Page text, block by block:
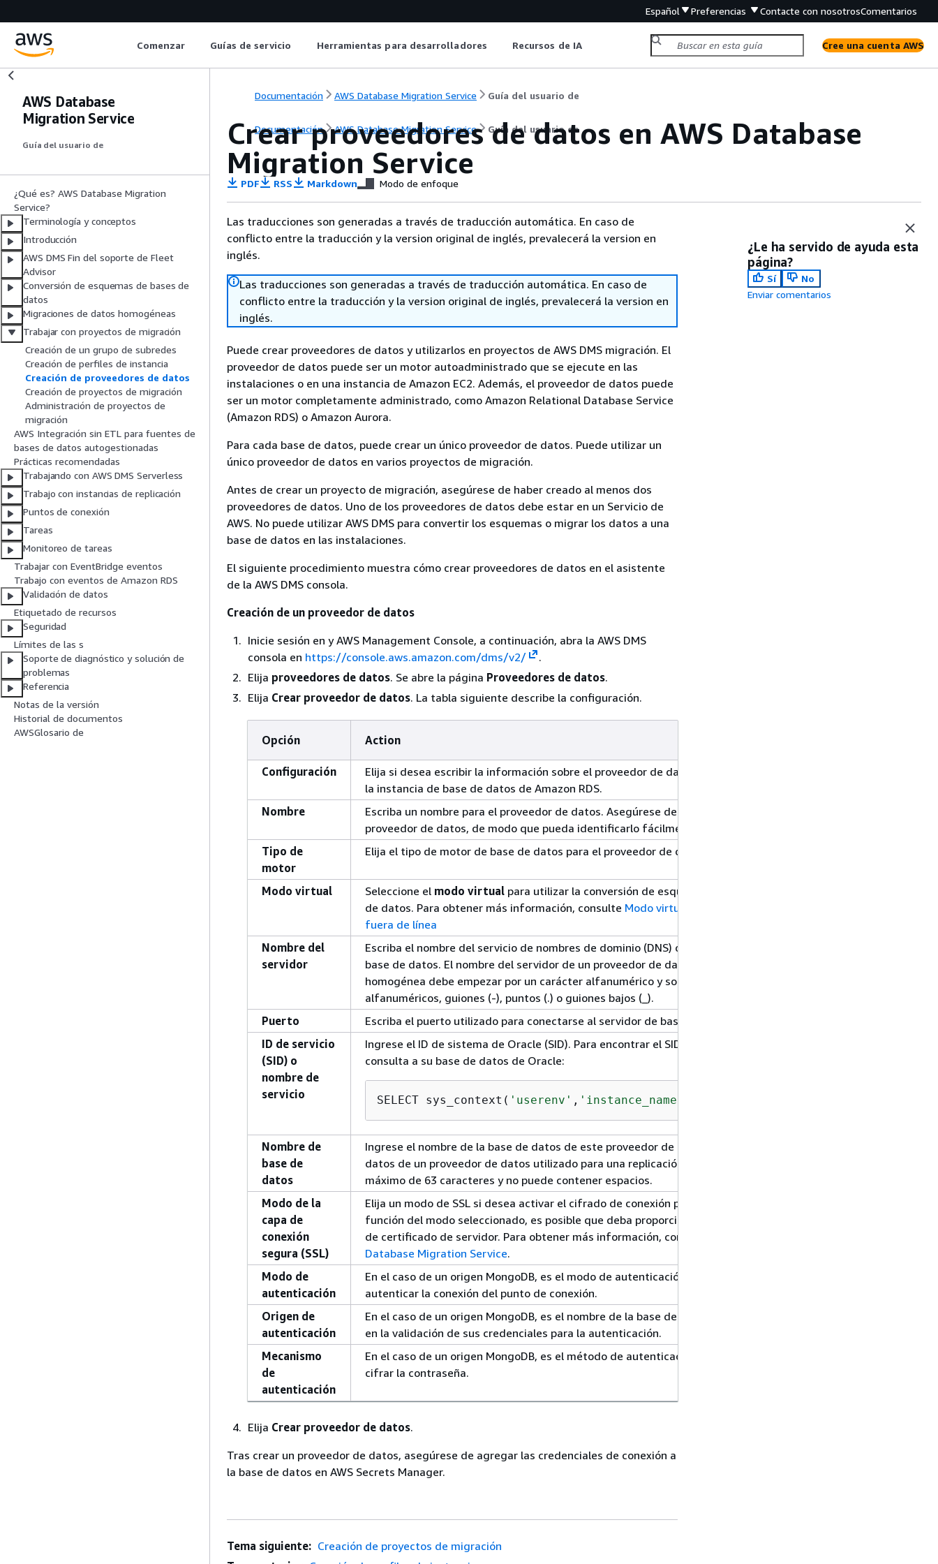
Español Preferencias Contacte con nosotrosComentarios
Comenzar Guías de servicio Herramientas para desarrolladores Recursos de IA Cree una cuenta AWS
AWS Database
Migration Service
Guía del usuario de
¿Qué es? AWS Database Migration
Service?
Terminología y conceptos
Introducción
AWS DMS Fin del soporte de Fleet
Advisor
Conversión de esquemas de bases de
datos
Migraciones de datos homogéneas
Trabajar con proyectos de migración
Creación de un grupo de subredes
Creación de perfiles de instancia
Creación de proveedores de datos
Creación de proyectos de migración
Administración de proyectos de
migración
AWS Integración sin ETL para fuentes de
bases de datos autogestionadas
Prácticas recomendadas
Trabajando con AWS DMS Serverless
Trabajo con instancias de replicación
Puntos de conexión
Tareas
Monitoreo de tareas
Trabajar con EventBridge eventos
Trabajo con eventos de Amazon RDS
Validación de datos
Etiquetado de recursos
Seguridad
Límites de las s
Soporte de diagnóstico y solución de
problemas
Referencia
Notas de la versión
Historial de documentos
AWSGlosario de
Documentación AWS Database Migration Service Guía del usuario de
Documentación AWS Database Migration Service Guía del usuario de
Crear proveedores de datos en AWS Database
Migration Service
PDF RSS Markdown Modo de enfoque
Las traducciones son generadas a través de traducción automática. En caso de
conflicto entre la traducción y la version original de inglés, prevalecerá la version en
inglés.
Las traducciones son generadas a través de traducción automática. En caso de
conflicto entre la traducción y la version original de inglés, prevalecerá la version en
inglés.
Puede crear proveedores de datos y utilizarlos en proyectos de AWS DMS migración. El
proveedor de datos puede ser un motor autoadministrado que se ejecute en las
instalaciones o en una instancia de Amazon EC2. Además, el proveedor de datos puede
ser un motor completamente administrado, como Amazon Relational Database Service
(Amazon RDS) o Amazon Aurora.
Para cada base de datos, puede crear un único proveedor de datos. Puede utilizar un
único proveedor de datos en varios proyectos de migración.
Antes de crear un proyecto de migración, asegúrese de haber creado al menos dos
proveedores de datos. Uno de los proveedores de datos debe estar en un Servicio de
AWS. No puede utilizar AWS DMS para convertir los esquemas o migrar los datos a una
base de datos en las instalaciones.
El siguiente procedimiento muestra cómo crear proveedores de datos en el asistente
de la AWS DMS consola.
Creación de un proveedor de datos
Inicie sesión en y AWS Management Console, a continuación, abra la AWS DMS
consola en https://console.aws.amazon.com/dms/v2/
.
Elija proveedores de datos. Se abre la página Proveedores de datos.
Elija Crear proveedor de datos. La tabla siguiente describe la configuración.
Opción Action
Configuración
Elija si desea escribir la información sobre el proveedor de datos manualmente o si desea usar
la instancia de base de datos de Amazon RDS.
Nombre
Escriba un nombre para el proveedor de datos. Asegúrese de usar un nombre único para el
proveedor de datos, de modo que pueda identificarlo fácilmente.
Tipo de
motor
Elija el tipo de motor de base de datos para el proveedor de datos.
Modo virtual Seleccione el modo virtual para utilizar la conversión de esquemas sin conectarse a una base
de datos. Para obtener más información, consulte Modo virtual para origen y destino virtual
fuera de línea
Nombre del
servidor
Escriba el nombre del servicio de nombres de dominio (DNS) o la dirección IP del servidor de la
base de datos. El nombre del servidor de un proveedor de datos utilizado para una replicación
homogénea debe empezar por un carácter alfanumérico y solo puede contener caracteres
alfanuméricos, guiones (-), puntos (.) o guiones bajos (_).
Puerto
Escriba el puerto utilizado para conectarse al servidor de base de datos.
ID de servicio
(SID) o
nombre de
servicio
Ingrese el ID de sistema de Oracle (SID). Para encontrar el SID de Oracle, envíe la siguiente
consulta a su base de datos de Oracle:
SELECT sys_context( 'userenv' , 'instance_name'
Nombre de
base de
datos
Ingrese el nombre de la base de datos de este proveedor de datos. El nombre de la base de
datos de un proveedor de datos utilizado para una replicación homogénea puede tener un
máximo de 63 caracteres y no puede contener espacios.
Modo de la
capa de
conexión
segura (SSL)
Elija un modo de SSL si desea activar el cifrado de conexión para este proveedor de datos. En
función del modo seleccionado, es posible que deba proporcionar información de certificado y
de certificado de servidor. Para obtener más información, consulte
Database Migration Service.
Modo de
autenticación
En el caso de un origen MongoDB, es el modo de autenticación que AWS DMS utiliza para
autenticar la conexión del punto de conexión.
Origen de
autenticación
En el caso de un origen MongoDB, es el nombre de la base de datos MongoDB que se va a usar
en la validación de sus credenciales para la autenticación.
Mecanismo
de
autenticación
En el caso de un origen MongoDB, es el método de autenticación que MongoDB utiliza para
cifrar la contraseña.
Elija Crear proveedor de datos.
Tras crear un proveedor de datos, asegúrese de agregar las credenciales de conexión a
la base de datos en AWS Secrets Manager.
¿Le ha servido de ayuda esta
página?
Sí
No
Enviar comentarios
Tema siguiente: Creación de proyectos de migración